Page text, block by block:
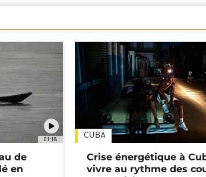
01:18
de
en
CUBA
Crise énergétique à
vivre au rythme des